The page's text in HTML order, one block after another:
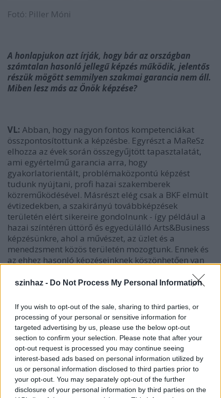
szinhaz - Do Not Process My Personal Information
If you wish to opt-out of the sale, sharing to third parties, or
processing of your personal or sensitive information for
targeted advertising by us, please use the below opt-out
section to confirm your selection. Please note that after your
opt-out request is processed you may continue seeing
interest-based ads based on personal information utilized by
us or personal information disclosed to third parties prior to
your opt-out. You may separately opt-out of the further
disclosure of your personal information by third parties on the
Fotó: Piller Móni
A honlapjukon azt írják, hogy bár az országban
számtalan hasonló jellegű képzés működik, jelentős
részük mögött semmilyen szakmai garancia nem áll.
Miben lesz más az Önök képzése?
VL: Abban, hogy nagyon fontos kompetenciákat
összpontosítottunk a képzésbe. Egyrészt a MaReSz
elhozza az évek során összegyűjtött tapasztalatát,
ami egyértelmű garancia arra, hogy
gyakorlatorientált, problémaközpontú képzést
tudunk nyújtani, profi hazai szakemberek
közreműködésével. Másrészt elég csak a BKF elmúlt
évtizedekben, a szakirányú továbbképzések
területén elért sikereire gondolnunk - így például a
hazai színtéren úttörő és egyedülálló Arts&Business
képzésünkre, ahol a művészet, az üzlet és a
menedzsment közös területén mozogtunk. Ennek és
az ehhez hasonló képzéseinknek köszönhetően van
kapacitásunk, infrastruktúránk és gyakorlatunk,
professzionális szakembereket neveljünk ki. Ami
pedig a végzettséget illeti: felsőfokú
szakképzettséget igazoló oklevelet állít ki a BKF, a
MaReSz pedig egy szakmai tanúsítványt is fog adni
arról, hogy a képzést elvégezték a hallgatók.
GG:Számunkra kezdettől fogva egyértelmű volt,
hogy a MaReSZ azzal a főiskolával fog partneri